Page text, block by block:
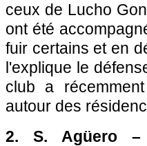
ceux de Lucho
ont été
fuir certains et en
l'explique le
club a
autour des
2. S. Agüero